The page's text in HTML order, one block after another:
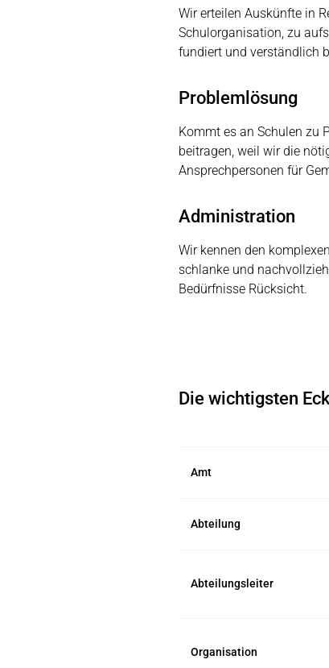
Wir erteilen Auskünfte in
Schulorganisation, zu
fundiert und verständlich
Problemlösung
Kommt es an Schulen zu
beitragen, weil wir die
Ansprechpersonen für
Administration
Wir kennen den
schlanke und
Bedürfnisse Rücksicht.
Die wichtigsten
Amt
Abteilung
Abteilungsleiter
Organisation